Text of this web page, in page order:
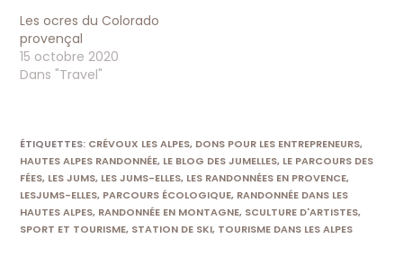
Les ocres du Colorado
provençal
15 octobre 2020
Dans "Travel"
ÉTIQUETTES: CRÉVOUX LES ALPES, DONS POUR LES ENTREPRENEURS,
HAUTES ALPES RANDONNÉE, LE BLOG DES JUMELLES, LE PARCOURS DES
FÉES, LES JUMS, LES JUMS-ELLES, LES RANDONNÉES EN PROVENCE,
LESJUMS-ELLES, PARCOURS ÉCOLOGIQUE, RANDONNÉE DANS LES
HAUTES ALPES, RANDONNÉE EN MONTAGNE, SCULTURE D'ARTISTES,
SPORT ET TOURISME, STATION DE SKI, TOURISME DANS LES ALPES